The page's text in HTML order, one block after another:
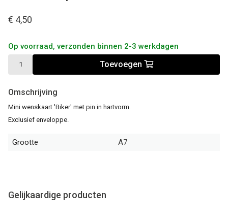
€ 4,50
Op voorraad, verzonden binnen 2-3 werkdagen
Toevoegen
Omschrijving
Mini wenskaart 'Biker' met pin in hartvorm.
Exclusief enveloppe.
Grootte A7
Gelijkaardige producten